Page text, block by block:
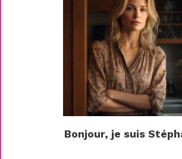
Bonjour, je suis